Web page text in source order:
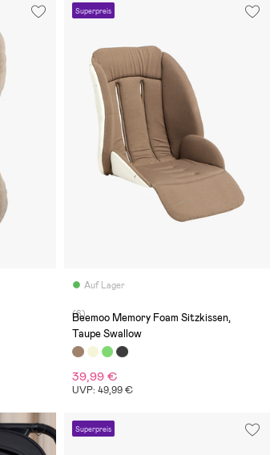
Superpreis
Auf Lager
(6)
Beemoo Memory Foam Sitzkissen,
Taupe Swallow
39,99 €
UVP: 49,99 €
Superpreis